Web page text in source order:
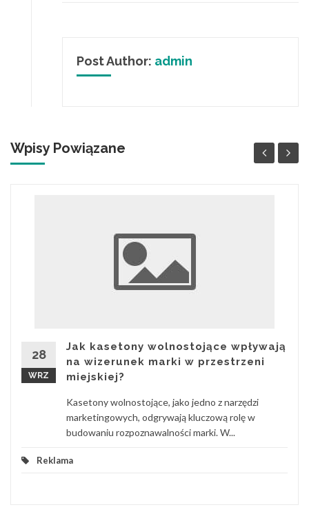
Post Author: admin
Wpisy Powiązane
28
WRZ
Jak kasetony wolnostojące wpływają
na wizerunek marki w przestrzeni
miejskiej?
Kasetony wolnostojące, jako jedno z narzędzi
marketingowych, odgrywają kluczową rolę w
budowaniu rozpoznawalności marki. W...
Reklama